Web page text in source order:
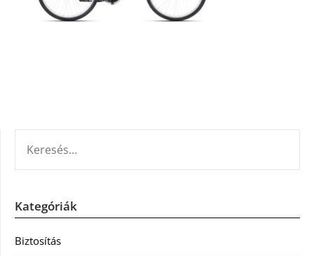
Kategóriák
Biztosítás